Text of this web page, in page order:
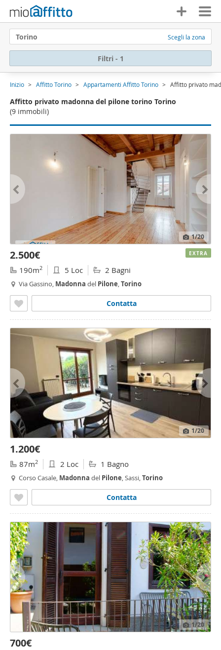
Torino Scegli la zona
Filtri - 1
Inizio Affitto Torino Appartamenti Affitto Torino Affitto privato
Affitto privato madonna del pilone torino Torino
(9 immobili)
1/20
2.500€
190m2 5 Loc 2 Bagni
Via Gassino, Madonna del Pilone,Torino
Contatta
EXTRA
1/20
1.200€
87m2 2 Loc 1 Bagno
Corso Casale, Madonna del Pilone, Sassi,Torino
Contatta
1/20
700€